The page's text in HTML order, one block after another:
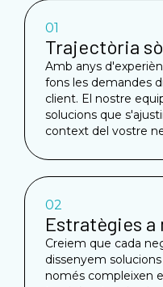
01
Trajectòria
Amb anys
fons les demandes
client. El nostre
solucions que
context del vostre
02
Estratègies a
Creiem que cada
dissenyem
només compleixen